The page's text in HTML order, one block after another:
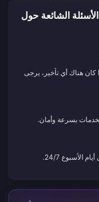
MOBILY RECHARGE CARD (SA) الأسئلة الشائعة حول
كان هناك أي تأخير، يرجى